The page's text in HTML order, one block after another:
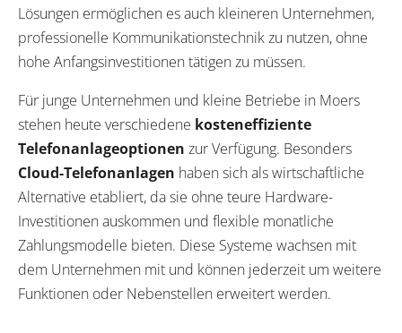
Lösungen ermöglichen es auch kleineren Unternehmen,
professionelle Kommunikationstechnik zu nutzen, ohne
hohe Anfangsinvestitionen tätigen zu müssen.
Für junge Unternehmen und kleine Betriebe in Moers
stehen heute verschiedene kosteneffiziente
Telefonanlageoptionen zur Verfügung. Besonders
Cloud-Telefonanlagen haben sich als wirtschaftliche
Alternative etabliert, da sie ohne teure Hardware-
Investitionen auskommen und flexible monatliche
Zahlungsmodelle bieten. Diese Systeme wachsen mit
dem Unternehmen mit und können jederzeit um weitere
Funktionen oder Nebenstellen erweitert werden.